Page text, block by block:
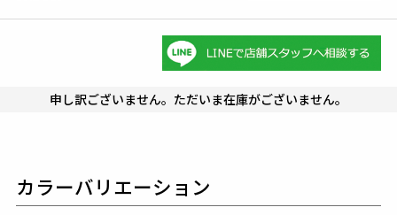
申し訳ございません。ただいま在庫がございません。
カラーバリエーション